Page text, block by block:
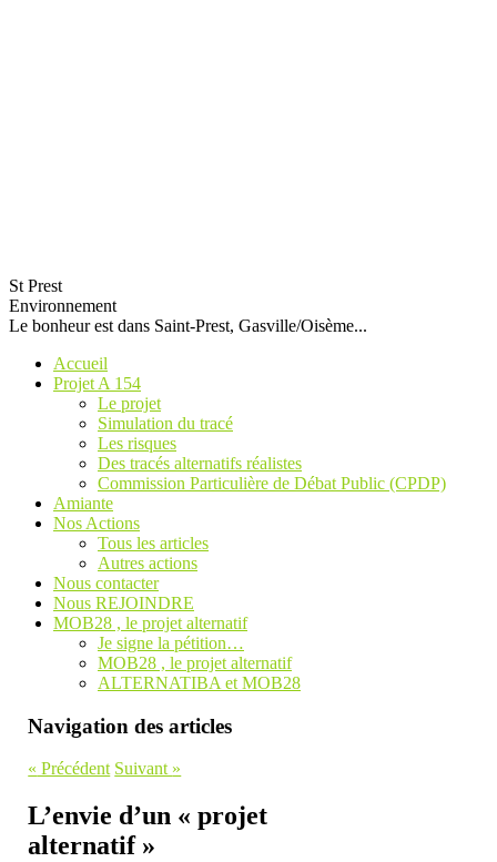
St Prest
Environnement
Le bonheur est dans Saint-Prest, Gasville/Oisème...
Accueil
Projet A 154
Le projet
Simulation du tracé
Les risques
Des tracés alternatifs réalistes
Commission Particulière de Débat Public (CPDP)
Amiante
Nos Actions
Tous les articles
Autres actions
Nous contacter
Nous REJOINDRE
MOB28 , le projet alternatif
Je signe la pétition…
MOB28 , le projet alternatif
ALTERNATIBA et MOB28
Navigation des articles
« Précédent Suivant »
L’envie d’un « projet
alternatif »